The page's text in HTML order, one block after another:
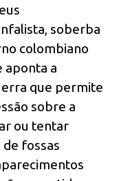
soberba
colombiano
aponta a
que permite
sobre a
ou tentar
fossas